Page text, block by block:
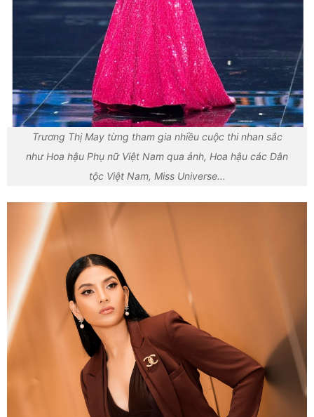
Trương Thị May từng tham gia nhiều cuộc thi nhan sắc
như Hoa hậu Phụ nữ Việt Nam qua ảnh, Hoa hậu các Dân
tộc Việt Nam, Miss Universe...